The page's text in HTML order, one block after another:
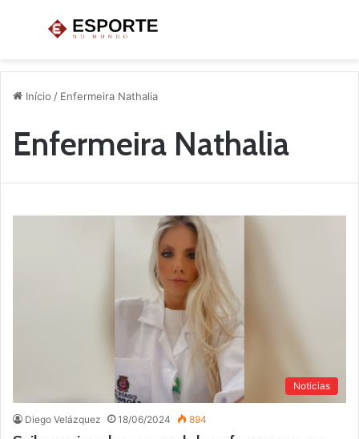
Menu
Início / Enfermeira Nathalia
Enfermeira Nathalia
Noticias
Diego Velázquez 18/06/2024 894